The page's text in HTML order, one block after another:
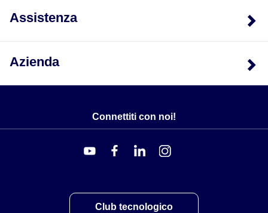
Assistenza
Azienda
Connettiti con noi!
Club tecnologico